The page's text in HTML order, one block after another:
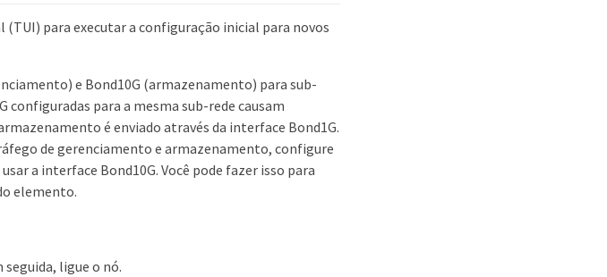
para executar a configuração inicial para novos
e Bond10G (armazenamento) para sub-
configuradas para a mesma sub-rede causam
é enviado através da interface Bond1G.
de gerenciamento e armazenamento, configure
a interface Bond10G. Você pode fazer isso para
elemento.
ligue o nó.